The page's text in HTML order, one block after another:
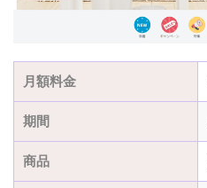
月額料金
期間
商品